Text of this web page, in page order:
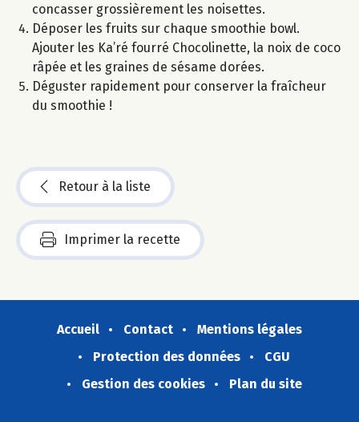
concasser grossièrement les noisettes.
Déposer les fruits sur chaque smoothie bowl.
Ajouter les Ka’ré fourré Chocolinette, la noix de coco
râpée et les graines de sésame dorées.
Déguster rapidement pour conserver la fraîcheur
du smoothie !
Retour à la liste
Imprimer la recette
Accueil Contact
Mentions légales
Protection des données
CGU
Gestion des cookies
Plan du site